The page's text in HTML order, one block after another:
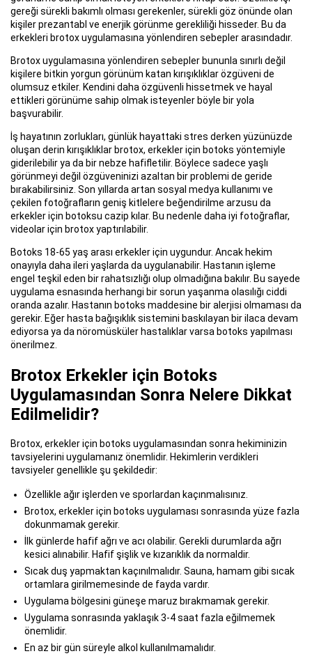
gereği sürekli bakımlı olması gerekenler, sürekli göz önünde olan
kişiler prezantabl ve enerjik görünme gerekliliği hisseder. Bu da
erkekleri brotox uygulamasına yönlendiren sebepler arasındadır.
Brotox uygulamasına yönlendiren sebepler bununla sınırlı değil
kişilere bitkin yorgun görünüm katan kırışıklıklar özgüveni de
olumsuz etkiler. Kendini daha özgüvenli hissetmek ve hayal
ettikleri görünüme sahip olmak isteyenler böyle bir yola
başvurabilir.
İş hayatının zorlukları, günlük hayattaki stres derken yüzünüzde
oluşan derin kırışıklıklar brotox, erkekler için botoks yöntemiyle
giderilebilir ya da bir nebze hafifletilir. Böylece sadece yaşlı
görünmeyi değil özgüveninizi azaltan bir problemi de geride
bırakabilirsiniz. Son yıllarda artan sosyal medya kullanımı ve
çekilen fotoğrafların geniş kitlelere beğendirilme arzusu da
erkekler için botoksu cazip kılar. Bu nedenle daha iyi fotoğraflar,
videolar için brotox yaptırılabilir.
Botoks 18-65 yaş arası erkekler için uygundur. Ancak hekim
onayıyla daha ileri yaşlarda da uygulanabilir. Hastanın işleme
engel teşkil eden bir rahatsızlığı olup olmadığına bakılır. Bu sayede
uygulama esnasında herhangi bir sorun yaşanma olasılığı ciddi
oranda azalır. Hastanın botoks maddesine bir alerjisi olmaması da
gerekir. Eğer hasta bağışıklık sistemini baskılayan bir ilaca devam
ediyorsa ya da nöromüsküler hastalıklar varsa botoks yapılması
önerilmez.
Brotox Erkekler için Botoks
Uygulamasından Sonra Nelere Dikkat
Edilmelidir?
Brotox, erkekler için botoks uygulamasından sonra hekiminizin
tavsiyelerini uygulamanız önemlidir. Hekimlerin verdikleri
tavsiyeler genellikle şu şekildedir:
Özellikle ağır işlerden ve sporlardan kaçınmalısınız.
Brotox, erkekler için botoks uygulaması sonrasında yüze fazla
dokunmamak gerekir.
İlk günlerde hafif ağrı ve acı olabilir. Gerekli durumlarda ağrı
kesici alınabilir. Hafif şişlik ve kızarıklık da normaldir.
Sıcak duş yapmaktan kaçınılmalıdır. Sauna, hamam gibi sıcak
ortamlara girilmemesinde de fayda vardır.
Uygulama bölgesini güneşe maruz bırakmamak gerekir.
Uygulama sonrasında yaklaşık 3-4 saat fazla eğilmemek
önemlidir.
En az bir gün süreyle alkol kullanılmamalıdır.